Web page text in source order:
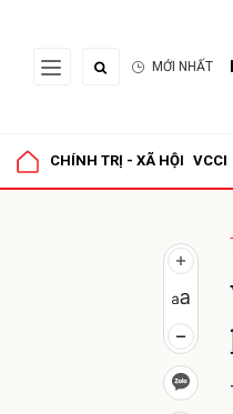
MỚI NHẤT
CHÍNH TRỊ - XÃ HỘI VCCI